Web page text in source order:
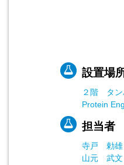
設置場
２階 タン
Protein
担当者
寺戸 勅雄
山元 武文